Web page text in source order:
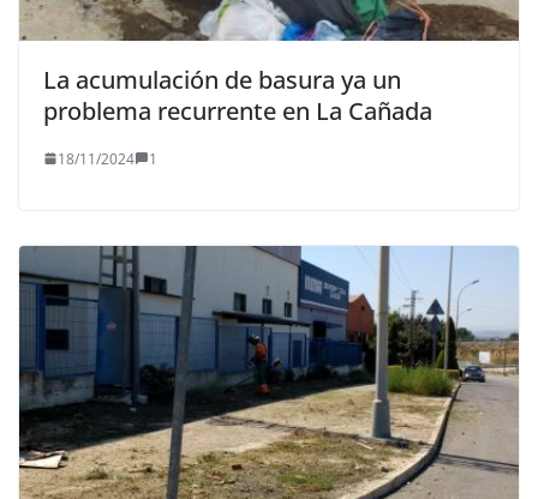
La acumulación de basura ya un
problema recurrente en La Cañada
18/11/2024 1